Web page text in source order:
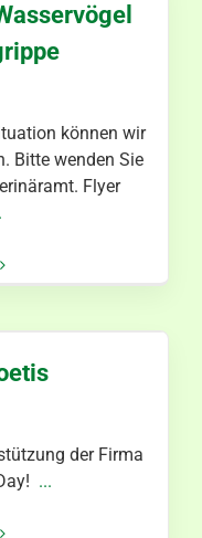
können wir
Bitte wenden Sie
Flyer
der Firma
...